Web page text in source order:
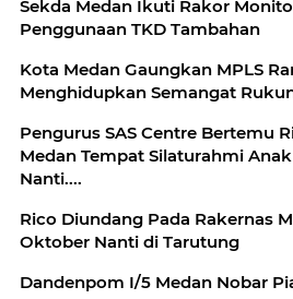
Sekda Medan Ikuti Rakor
Penggunaan TKD Tambahan
Kota Medan Gaungkan MPLS
Menghidupkan Semangat
Pengurus SAS Centre Bertemu
Medan Tempat Silaturahmi
Nanti....
Rico Diundang Pada Rakernas
Oktober Nanti di Tarutung
Dandenpom I/5 Medan Nobar